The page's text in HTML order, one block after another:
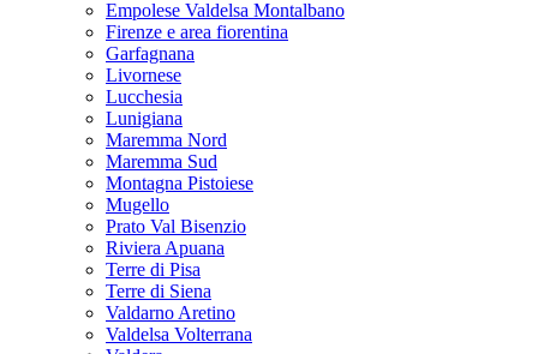
Empolese Valdelsa Montalbano
Firenze e area fiorentina
Garfagnana
Livornese
Lucchesia
Lunigiana
Maremma Nord
Maremma Sud
Montagna Pistoiese
Mugello
Prato Val Bisenzio
Riviera Apuana
Terre di Pisa
Terre di Siena
Valdarno Aretino
Valdelsa Volterrana